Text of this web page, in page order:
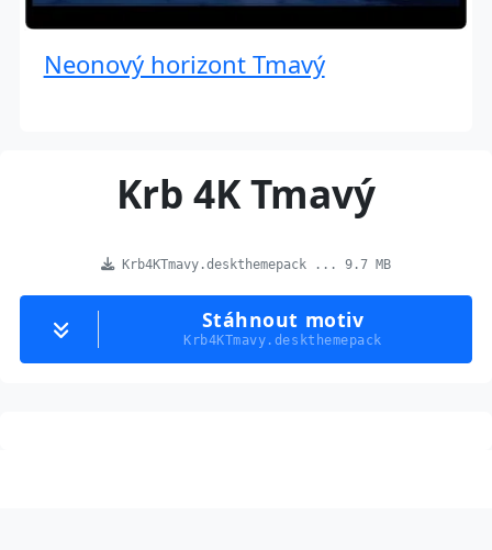
Neonový horizont Tmavý
Krb 4K Tmavý
Krb4KTmavy.deskthemepack ... 9.7 MB
Stáhnout motiv
Krb4KTmavy.deskthemepack